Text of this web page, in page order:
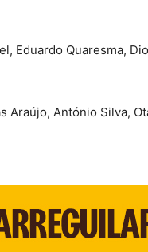
Eduardo Quaresma,
Araújo, António Silva,